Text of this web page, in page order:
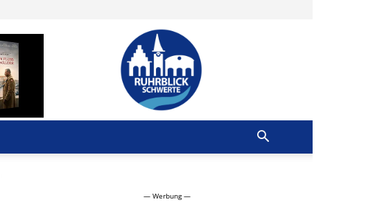
Ruhrblick
Schwerte
— Werbung —